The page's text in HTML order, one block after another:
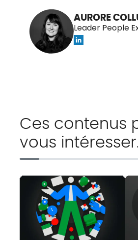
AURORE
Leader People
Ces contenus
vous intéresser…